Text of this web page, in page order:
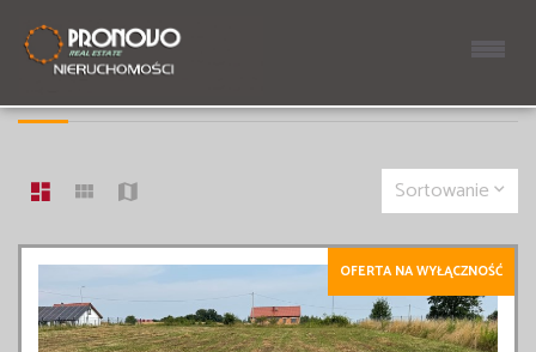
LISTA OFERT
22 OFERTY
Sortowanie
OFERTA NA WYŁĄCZNOŚĆ